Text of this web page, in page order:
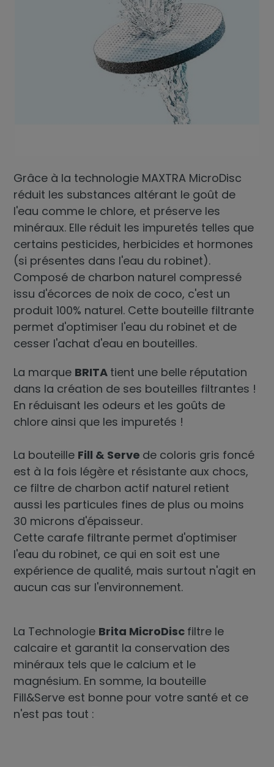
Grâce à la technologie MAXTRA MicroDisc
réduit les substances altérant le goût de
l'eau comme le chlore, et préserve les
minéraux. Elle réduit les impuretés telles que
certains pesticides, herbicides et hormones
(si présentes dans l'eau du robinet).
Composé de charbon naturel compressé
issu d'écorces de noix de coco, c'est un
produit 100% naturel. Cette bouteille filtrante
permet d'optimiser l'eau du robinet et de
cesser l'achat d'eau en bouteilles.
La marque BRITA tient une belle réputation
dans la création de ses bouteilles filtrantes !
En réduisant les odeurs et les goûts de
chlore ainsi que les impuretés !
La bouteille Fill & Serve de coloris gris foncé
est à la fois légère et résistante aux chocs,
ce filtre de charbon actif naturel retient
aussi les particules fines de plus ou moins
30 microns d'épaisseur.
Cette carafe filtrante permet d'optimiser
l'eau du robinet, ce qui en soit est une
expérience de qualité, mais surtout n'agit en
aucun cas sur l'environnement.
La Technologie Brita MicroDisc filtre le
calcaire et garantit la conservation des
minéraux tels que le calcium et le
magnésium. En somme, la bouteille
Fill&Serve est bonne pour votre santé et ce
n'est pas tout :